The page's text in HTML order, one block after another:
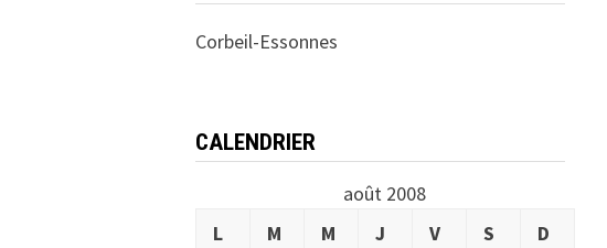
Corbeil-Essonnes
CALENDRIER
août 2008
L
M M J V S
D